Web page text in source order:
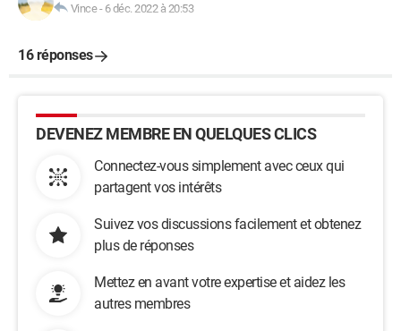
Vince- 6 déc. 2022 à 20:53
16 réponses
DEVENEZ MEMBRE EN QUELQUES CLICS
Connectez-vous simplement avec ceux qui
partagent vos intérêts
Suivez vos discussions facilement et obtenez
plus de réponses
Mettez en avant votre expertise et aidez les
autres membres